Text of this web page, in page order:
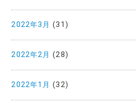
2022年3月 (31)
2022年2月 (28)
2022年1月 (32)